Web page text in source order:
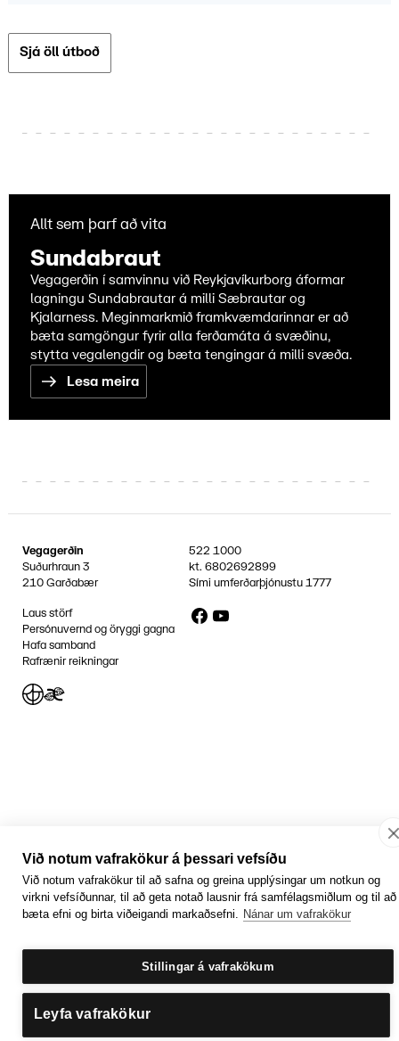
Sjá öll útboð
Allt sem þarf að vita
Sundabraut
Vegagerðin í samvinnu við Reykjavíkurborg áformar
lagningu Sundabrautar á milli Sæbrautar og
Kjalarness. Meginmarkmið framkvæmdarinnar er að
bæta samgöngur fyrir alla ferðamáta á svæðinu,
stytta vegalengdir og bæta tengingar á milli svæða.
Lesa meira
Vegagerðin
Suðurhraun 3
210 Garðabær
522 1000
kt.6802692899
Sími umferðarþjónustu1777
Laus störf
Persónuvernd og öryggi gagna
Hafa samband
Rafrænir reikningar
FacebookYouTube
Jafnlaunavottun
Græn Skref
Við notum vafrakökur á þessari vefsíðu
Við notum vafrakökur til að safna og greina upplýsingar um notkun og
virkni vefsíðunnar, til að geta notað lausnir frá samfélagsmiðlum og til að
bæta efni og birta viðeigandi markaðsefni. Nánar um vafrakökur
Stillingar á vafrakökum
Leyfa vafrakökur